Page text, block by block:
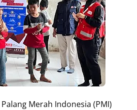
Palang Merah Indonesia (PMI)